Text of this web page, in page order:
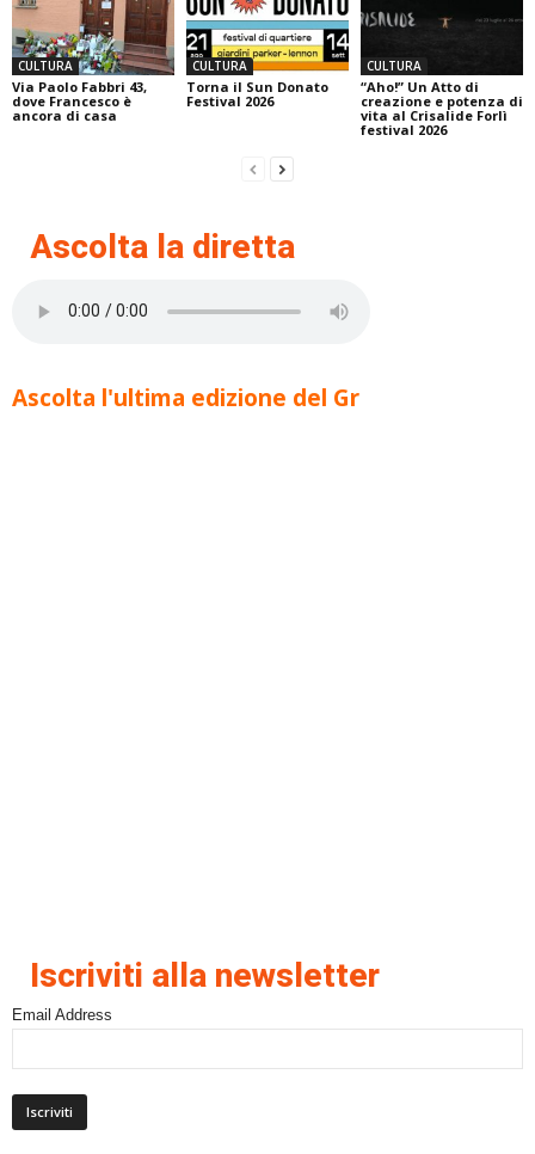
CULTURA
Via Paolo Fabbri 43,
dove Francesco è
ancora di casa
CULTURA
Torna il Sun Donato
Festival 2026
CULTURA
“Aho!” Un Atto di
creazione e potenza di
vita al Crisalide Forlì
festival 2026
Ascolta la diretta
Ascolta l'ultima edizione del Gr
Iscriviti alla newsletter
Email Address